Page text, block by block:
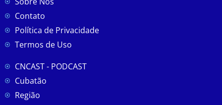
Contato
Política de Privacidade
Termos de Uso
CNCAST - PODCAST
Cubatão
Região